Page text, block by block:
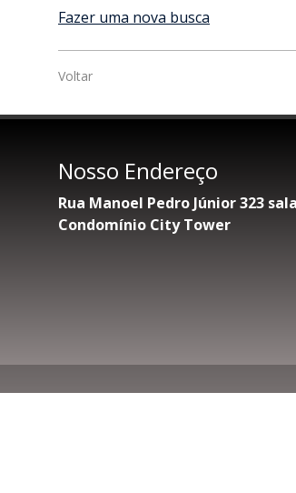
Fazer uma nova busca
Voltar
Nosso Endereço
Rua Manoel Pedro Júnior 323
Condomínio City Tower